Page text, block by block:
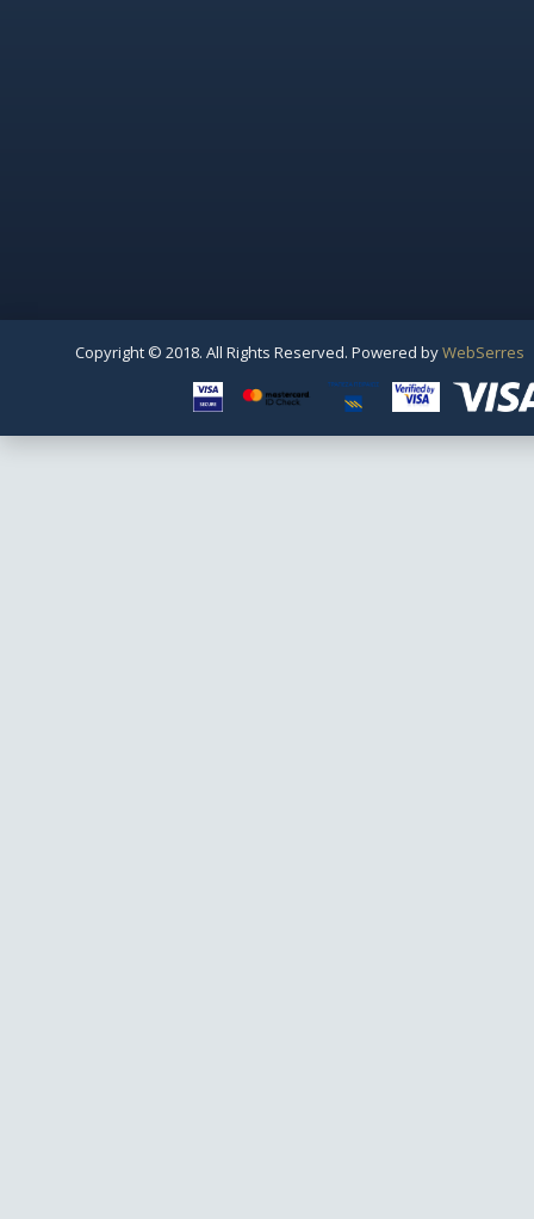
Copyright © 2018. All Rights Reserved. Powered byWebSerres